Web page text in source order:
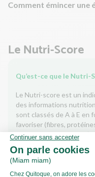
Comment émincer une
Le Nutri-Score
Qu’est-ce que le Nutri-
Le Nutri-score est un
des informations
sont classés de A à E en
favoriser (fibres,
et en aliments à limiter